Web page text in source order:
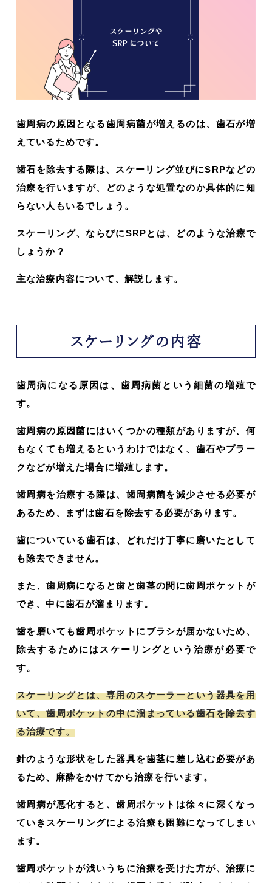
歯周病の原因となる歯周病菌が増えるのは、歯石が増
えているためです。
歯石を除去する際は、スケーリング並びにSRPなどの
治療を行いますが、どのような処置なのか具体的に知
らない人もいるでしょう。
スケーリング、ならびにSRPとは、どのような治療で
しょうか？
主な治療内容について、解説します。
スケーリングの内容
歯周病になる原因は、歯周病菌という細菌の増殖で
す。
歯周病の原因菌にはいくつかの種類がありますが、何
もなくても増えるというわけではなく、歯石やプラー
クなどが増えた場合に増殖します。
歯周病を治療する際は、歯周病菌を減少させる必要が
あるため、まずは歯石を除去する必要があります。
歯についている歯石は、どれだけ丁寧に磨いたとして
も除去できません。
また、歯周病になると歯と歯茎の間に歯周ポケットが
でき、中に歯石が溜まります。
歯を磨いても歯周ポケットにブラシが届かないため、
除去するためにはスケーリングという治療が必要で
す。
スケーリングとは、専用のスケーラーという器具を用
いて、歯周ポケットの中に溜まっている歯石を除去す
る治療です。
針のような形状をした器具を歯茎に差し込む必要があ
るため、麻酔をかけてから治療を行います。
歯周病が悪化すると、歯周ポケットは徐々に深くなっ
ていきスケーリングによる治療も困難になってしまい
ます。
歯周ポケットが浅いうちに治療を受けた方が、治療に